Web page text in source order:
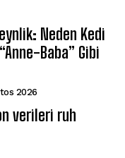
Neden Kedi
Baba” Gibi
2026
verileri ruh